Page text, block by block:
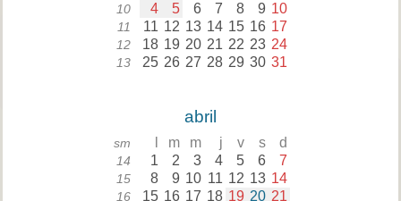
10 4 5 6 7 8 9 10
11 11 12 13 14 15 16 17
12 18 19 20 21 22 23 24
13 25 26 27 28 29 30 31
abril
sm m m j v s d
14 1 2 3 4 5 6 7
15 8 9 10 11 12 13 14
16 15 16 17 18 19 20 21